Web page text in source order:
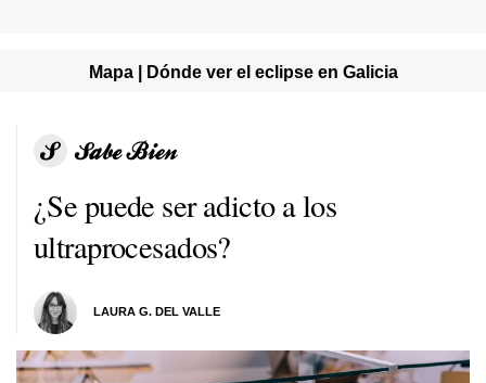
Mapa | Dónde ver el eclipse en Galicia
¿Se puede ser adicto a los
ultraprocesados?
LAURA G. DEL VALLE